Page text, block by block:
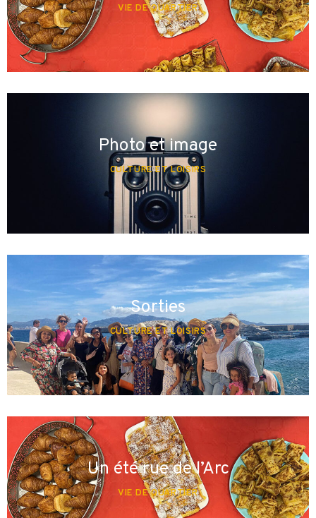
VIE DE QUARTIER
Photo et image
CULTURE ET LOISIRS
Sorties
CULTURE ET LOISIRS
Un été rue de l’Arc
VIE DE QUARTIER